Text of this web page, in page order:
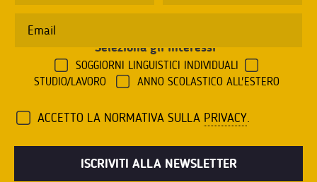
Seleziona gli interessi
SOGGIORNI LINGUISTICI INDIVIDUALI
STUDIO/LAVORO
ANNO SCOLASTICO ALL'ESTERO
ACCETTO LA NORMATIVA SULLA PRIVACY.